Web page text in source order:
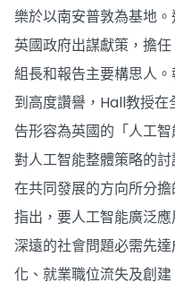
樂於以南安普敦為基地
英國政府出謀獻策，擔
組長和報告主要構思人
到高度讚譽，Hall教授
告形容為英國的「人工
對人工智能整體策略的
在共同發展的方向所分
指出，要人工智能廣泛
深遠的社會問題必需先
化、就業職位流失及創